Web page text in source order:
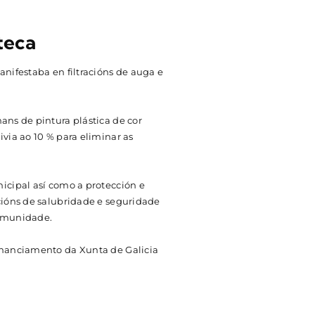
en filtracións de auga e
de pintura plástica de cor
ao 10 % para eliminar as
así como a protección e
de salubridade e seguridade
da Xunta de Galicia